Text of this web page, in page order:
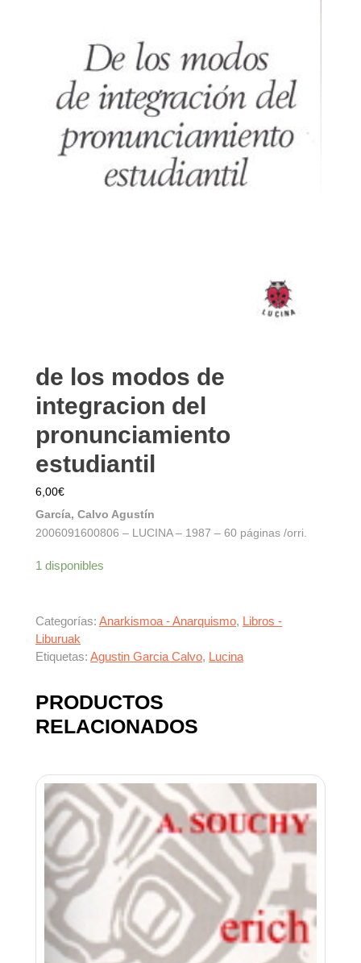
de los modos de
integracion del
pronunciamiento
estudiantil
6,00€
García, Calvo Agustín
2006091600806 – LUCINA – 1987 – 60 páginas /orri.
1 disponibles
Categorías: Anarkismoa - Anarquismo, Libros -
Liburuak
Etiquetas: Agustin Garcia Calvo, Lucina
PRODUCTOS
RELACIONADOS